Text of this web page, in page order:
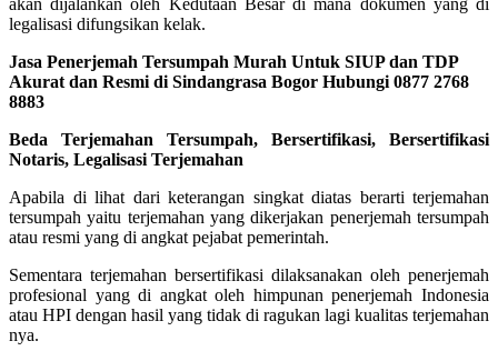
legalisasi difungsikan kelak.
Jasa Penerjemah Tersumpah Murah Untuk SIUP dan TDP
Akurat dan Resmi di Sindangrasa Bogor Hubungi 0877 2768
8883
Beda Terjemahan Tersumpah, Bersertifikasi, Bersertifikasi
Notaris, Legalisasi Terjemahan
Apabila di lihat dari keterangan singkat diatas berarti terjemahan
tersumpah yaitu terjemahan yang dikerjakan penerjemah tersumpah
atau resmi yang di angkat pejabat pemerintah.
Sementara terjemahan bersertifikasi dilaksanakan oleh penerjemah
profesional yang di angkat oleh himpunan penerjemah Indonesia
atau HPI dengan hasil yang tidak di ragukan lagi kualitas terjemahan
nya.